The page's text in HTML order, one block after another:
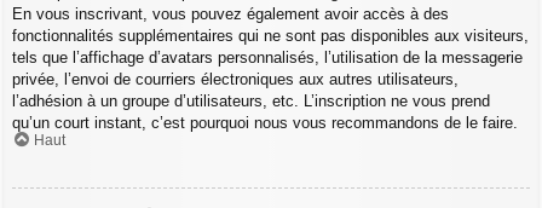
En vous inscrivant, vous pouvez également avoir accès à des
fonctionnalités supplémentaires qui ne sont pas disponibles aux visiteurs,
tels que l’affichage d’avatars personnalisés, l’utilisation de la messagerie
privée, l’envoi de courriers électroniques aux autres utilisateurs,
l’adhésion à un groupe d’utilisateurs, etc. L’inscription ne vous prend
qu’un court instant, c’est pourquoi nous vous recommandons de le faire.
Haut